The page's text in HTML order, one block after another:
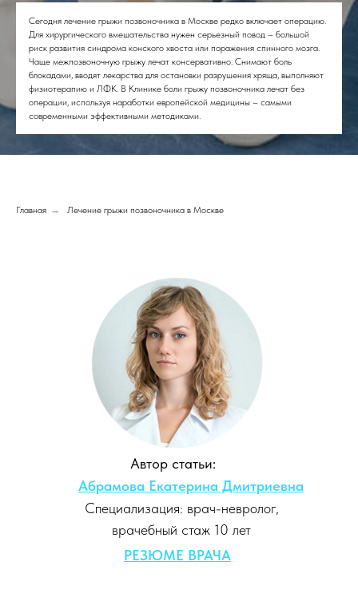
Сегодня лечение грыжи позвоночника в Москве редко включает операцию.
Для хирургического вмешательства нужен серьезный повод – большой
риск развития синдрома конского хвоста или поражения спинного мозга.
Чаще межпозвоночную грыжу лечат консервативно. Снимают боль
блокадами, вводят лекарства для остановки разрушения хряща, выполняют
физиотерапию и ЛФК. В Клинике боли грыжу позвоночника лечат без
операции, используя наработки европейской медицины – самыми
современными эффективными методиками.
Главная → Лечение грыжи позвоночника в Москве
Автор статьи:
Абрамова Екатерина Дмитриевна
Специализация: врач-невролог,
врачебный стаж 10 лет
РЕЗЮМЕ ВРАЧА